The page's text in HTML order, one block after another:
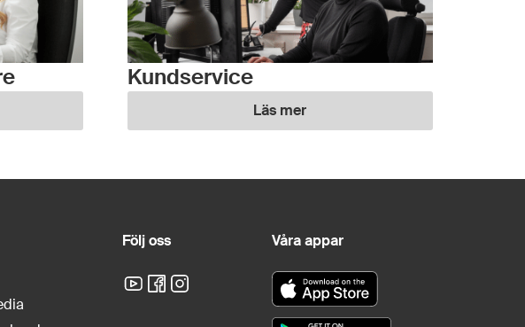
Kundservice
Läs mer
Följ oss Våra appar